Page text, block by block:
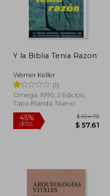
$ 38.98
Y la Biblia Tenia Razon
Werner Keller
(1)
Omega, 1990, 2 Edición,
Tapa Blanda, Nuevo